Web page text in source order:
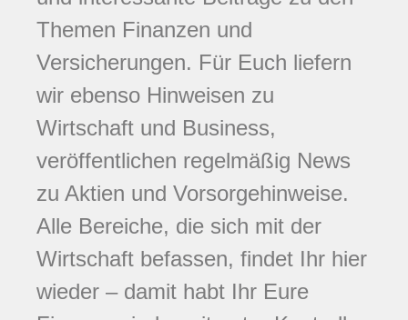
Themen Finanzen und
Versicherungen. Für Euch liefern
wir ebenso Hinweisen zu
Wirtschaft und Business,
veröffentlichen regelmäßig News
zu Aktien und Vorsorgehinweise.
Alle Bereiche, die sich mit der
Wirtschaft befassen, findet Ihr hier
wieder – damit habt Ihr Eure